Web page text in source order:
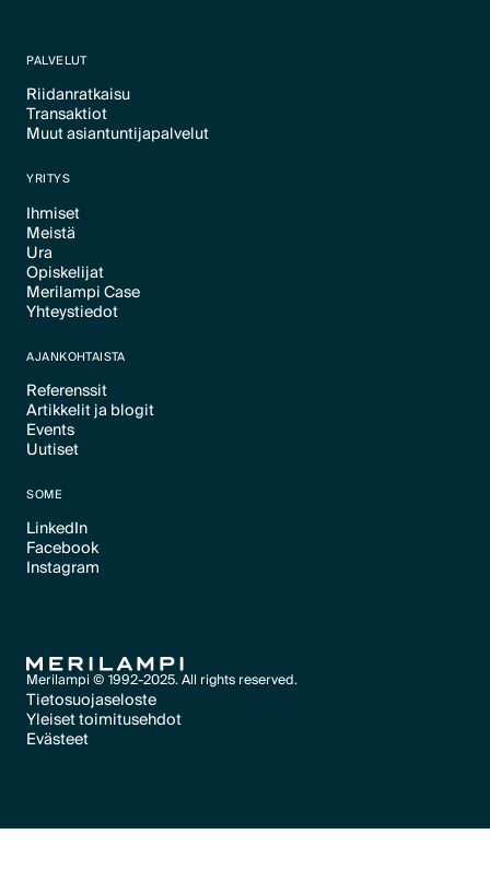
PALVELUT
Riidanratkaisu
Text Link
Transaktiot
Text Link
Muut asiantuntijapalvelut
YRITYS
Ihmiset
Text Link
Meistä
Text Link
Ura
Text Link
Opiskelijat
Text Link
Merilampi Case
Text Link
Yhteystiedot
AJANKOHTAISTA
Referenssit
Text Link
Artikkelit ja blogit
Text Link
Events
Text Link
Uutiset
SOME
LinkedIn
Text Link
Facebook
Text Link
Instagram
Merilampi © 1992-2025. All rights reserved.
Tietosuojaseloste
Text Link
Yleiset toimitusehdot
Text Link
Evästeet